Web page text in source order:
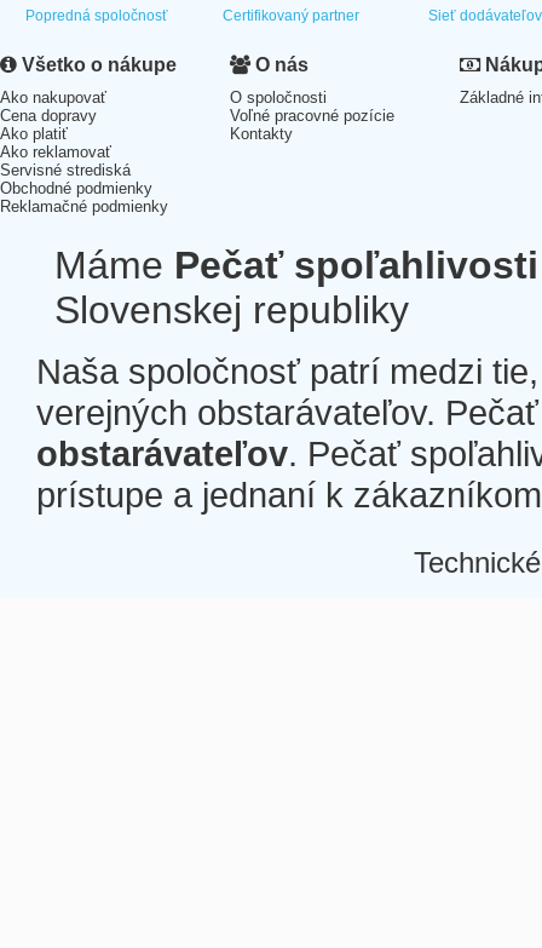
Popredná spoločnosť Certifikovaný partner Sieť dodávateľov
Všetko o nákupe
Ako nakupovať
Cena dopravy
Ako platiť
Ako reklamovať
Servisné strediská
Obchodné podmienky
Reklamačné podmienky
O nás
O spoločnosti
Voľné pracovné pozície
Kontakty
Základné
Máme Pečať spoľahlivosti
Slovenskej republiky
Naša spoločnosť patrí medzi
verejných obstarávateľov.
obstarávateľov. Pečať
prístupe a jednaní k